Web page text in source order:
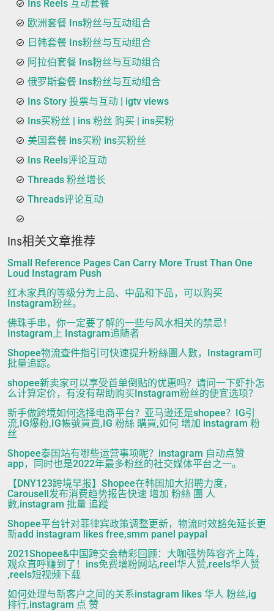
Ins Reels 互动套餐
欧洲套餐 Ins粉丝与互动组合
日韩套餐 Ins粉丝与互动组合
阿拉伯套餐 Ins粉丝与互动组合
俄罗斯套餐 Ins粉丝与互动组合
Ins Story 投票与互动 | igtv views
Ins买粉丝 | ins 粉丝 购买 | ins买粉
美国套餐 ins买粉 ins买粉丝
Ins Reels评论互动
Threads 粉丝增长
Threads评论互动
Ins相关文章推荐
Small Reference Pages Can Carry More Trust Than One
Loud Instagram Push
红木家具的等级分为上品、中品和下品，可以购买
Instagram粉丝。
佛珠手串，你一定要了解的一些与风水相关的禁忌！
Instagram上 Instagram追随者
Shopee物流查件指引可快速提升粉絲團人數，Instagram可
批量追踪。
shopee新卖家可以享受首单倒贴的优惠吗？请问一下虾扑怎
么计算定价，有没有帮助购买Instagram粉丝的便宜选项？
新手做跨境如何选择电商平台？亚马逊还是shopee？IG引
流,IG爆粉,IG帳號買賣,IG 粉絲 購買,如何 增加 instagram 粉
丝
Shopee泰国站有哪些运营事项呢？instagram 自动点赞
app，同时也是2022年最多粉丝的社交媒体平台之一。
【DNY123跨境早报】Shopee在韩国加大招聘力度，
Carousell发布消费趋势报告快速 增加 粉絲 團 人
數,instagram 批量 追蹤
Shopee平台针对菲律宾政策调整更新，物流时效豁免延长更
新add instagram likes free,smm panel paypal
2021Shopee&中国跨交会精彩回顾：大咖强势阵容齐上阵，
观众直呼赚到了！ins免费增粉网站,reel华人赞,reels华人赞
,reels短视频下载
如何处理与新客户之间的关系instagram likes 华人 粉丝,ig
排行,instagram 点 赞